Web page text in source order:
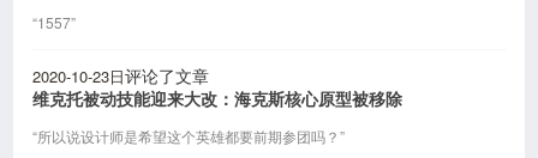
“1557”
2020-10-23日评论了文章
维克托被动技能迎来大改：海克斯核心原型被移除
“所以说设计师是希望这个英雄都要前期参团吗？”